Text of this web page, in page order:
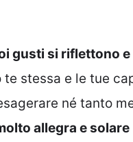
gusti si riflettono
stessa e le tue
né tanto
allegra e solare